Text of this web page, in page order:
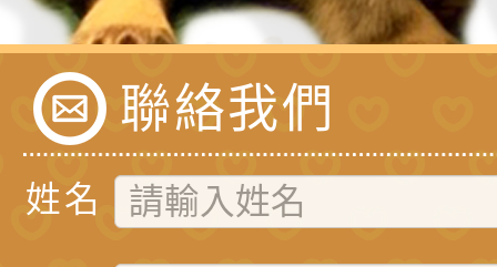
聯絡我們
姓名